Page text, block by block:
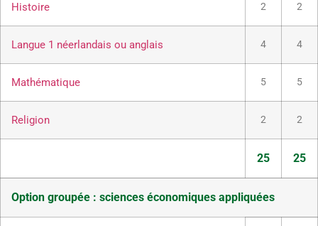
Histoire 2 2
Langue 1 néerlandais ou anglais 4 4
Mathématique 5 5
Religion 2 2
25 25
Option groupée : sciences économiques appliquées